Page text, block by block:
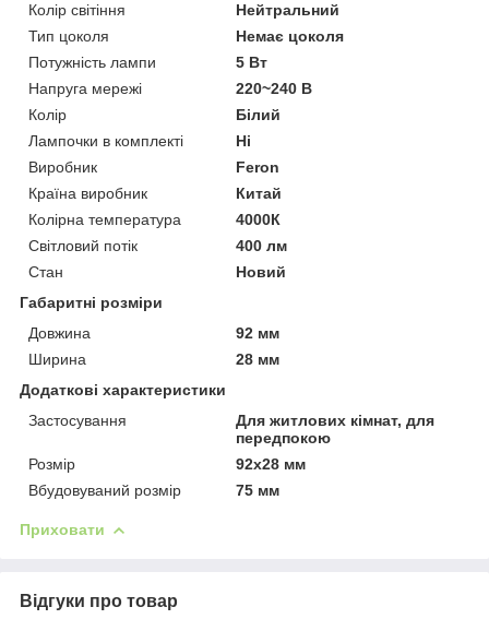
Колір світіння
Нейтральний
Тип цоколя
Немає цоколя
Потужність лампи
5 Вт
Напруга мережі
220~240 В
Колір
Білий
Лампочки в комплекті
Ні
Виробник
Feron
Країна виробник
Китай
Колірна температура
4000К
Світловий потік
400 лм
Стан
Новий
Габаритні розміри
Довжина
92 мм
Ширина
28 мм
Додаткові характеристики
Застосування
Для житлових кімнат, для
передпокою
Розмір
92х28 мм
Вбудовуваний розмір
75 мм
Приховати
Відгуки про товар